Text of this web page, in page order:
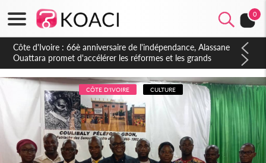
0
Côte d'Ivoire : À Abidjan, Amadou Oury Bah admire le modèle
ivoirien et veut s'en inspirer pour accélérer le développement
de la Guinée
CÔTE D'IVOIRE CULTURE